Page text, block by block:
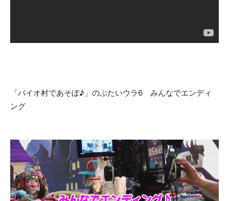
「バイオ村であそぼ♪」のぶたいウラ6 みんなでエンディ
ング